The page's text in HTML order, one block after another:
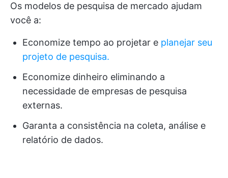
Os modelos de pesquisa de mercado ajudam
você a:
Economize tempo ao projetar e planejar seu
projeto de pesquisa.
Economize dinheiro eliminando a
necessidade de empresas de pesquisa
externas.
Garanta a consistência na coleta, análise e
relatório de dados.